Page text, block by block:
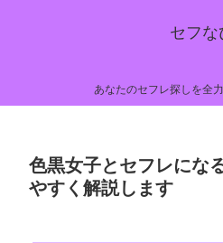
セフな
あなたのセフレ探しを全
色黒女子とセフレにな
やすく解説します